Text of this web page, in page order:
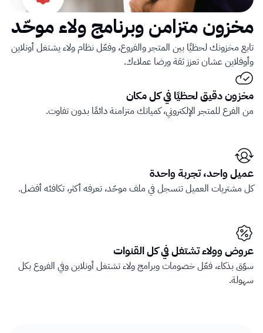
مخزون متزامن وبرنامج ولاء موحّد
وأوفلاين عشان تعزز ثقة ورضا عملاءك.
مخزون دقيق لحظيًا في كل مكان
من الفرع للمتجر الإلكتروني، كمياتك متزامنة دائمًا بدون تفاوت.
عميل واحد، تجربة واحدة
كل مشتريات العميل تتسجل في ملف موحّد، تعرفه أكثر، تكافئه أفضل.
عروض وولاء تشتغل في كل القنوات
سهولة.